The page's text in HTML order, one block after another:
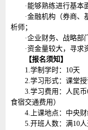
·能够熟练进行基本
·金融机构（券商、
析师；
·企业财务、战略部
·资金量较大，寻求
【报名须知】
1.学制学时：10天
2.学习形式：课堂
3.学习费用：人民
食宿交通费用）
4.上课地点：中央
5.开班人数：满10